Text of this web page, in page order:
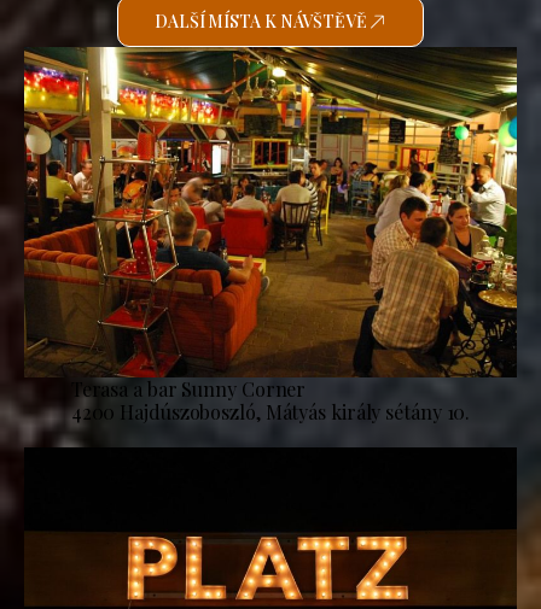
DALŠÍ MÍSTA K NÁVŠTĚVĚ
Terasa a bar Sunny Corner
4200 Hajdúszoboszló, Mátyás király sétány 10.